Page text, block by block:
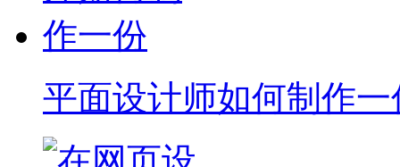
平面设计师如何制作一